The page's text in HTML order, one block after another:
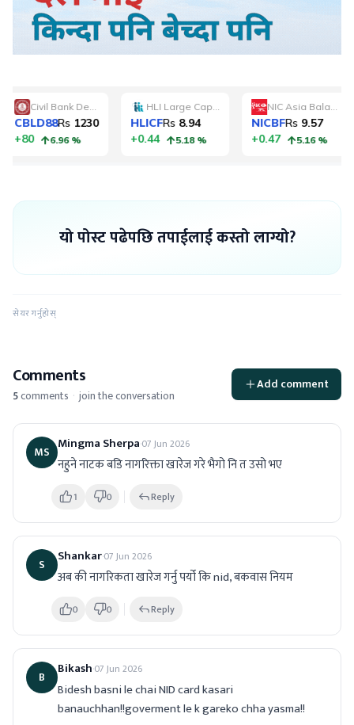
यो पोस्ट पढेपछि तपाईलाई कस्तो लाग्यो?
सेयर गर्नुहोस्
Comments
5comments · join the conversation
Add comment
MS Mingma Sherpa·07 Jun 2026
नहुने नाटक बडि नागरिक्ता खारेज गरे भैगो नि त उसो भए
1 0 Reply
S Shankar·07 Jun 2026
अब की नागरिकता खारेज गर्नु पर्यो कि nid, बकवास नियम
0 0 Reply
B Bikash·07 Jun 2026
Bidesh basni le chai NID card kasari
banauchhan!!goverment le k gareko chha yasma!!